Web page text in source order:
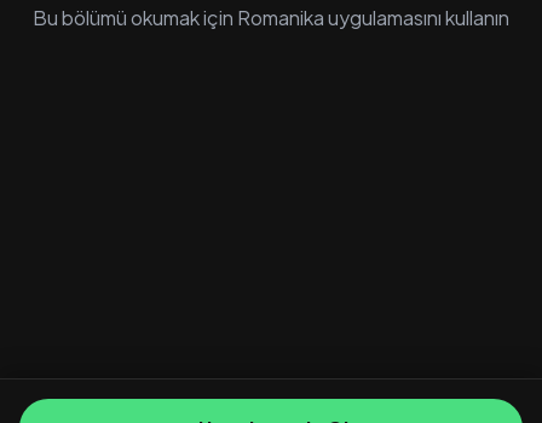
Bu bölümü okumak için Romanika uygulamasını kullanın